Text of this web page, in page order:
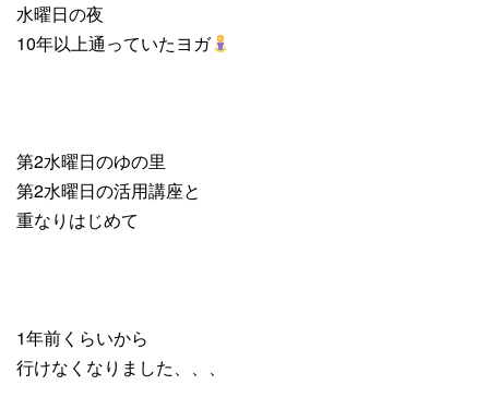
水曜日の夜
10年以上通っていたヨガ
第2水曜日のゆの里
第2水曜日の活用講座と
重なりはじめて
1年前くらいから
行けなくなりました、、、